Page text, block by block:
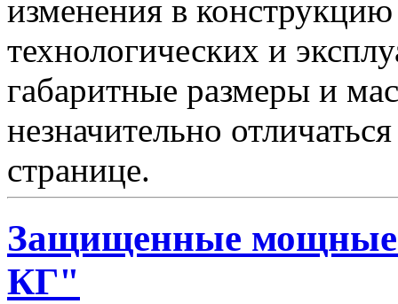
изменения в
технологических и
габаритные размеры и
незначительно
странице.
Защищенные
КГ"